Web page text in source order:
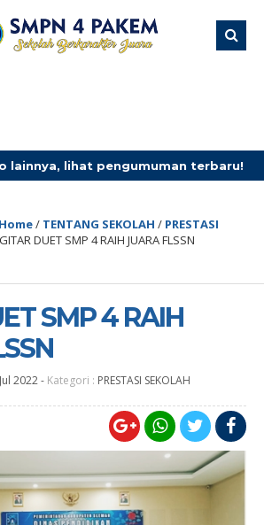
pengumuman terbaru! 4
Home/ TENTANG SEKOLAH / PRESTASI
GITAR DUET SMP 4 RAIH JUARA FLSSN
SMP 4 RAIH
2022- Kategori : PRESTASI SEKOLAH